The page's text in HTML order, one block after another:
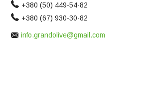
+380 (50) 449-54-82
+380 (67) 930-30-82
info.grandolive@gmail.com